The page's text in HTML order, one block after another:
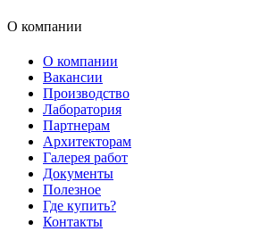
О компании
О компании
Вакансии
Производство
Лаборатория
Партнерам
Архитекторам
Галерея работ
Документы
Полезное
Где купить?
Контакты